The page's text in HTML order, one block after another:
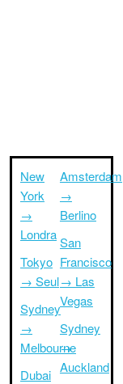
New
York
→
Londra
Tokyo
→ Seul
Sydney
→
Melbourne
Dubai
Amsterdam
→
Berlino
San
Francisco
→ Las
Vegas
Sydney
→
Auckland